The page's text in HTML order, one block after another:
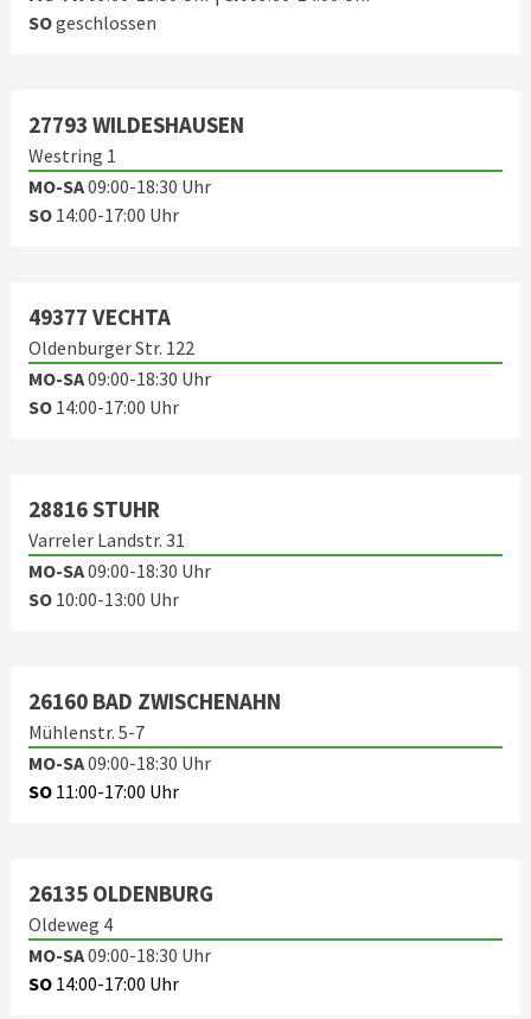
SOgeschlossen
27793 WILDESHAUSEN
Westring 1
MO-SA09:00-18:30 Uhr
SO14:00-17:00 Uhr
49377 VECHTA
Oldenburger Str. 122
MO-SA09:00-18:30 Uhr
SO 14:00-17:00 Uhr
28816 STUHR
Varreler Landstr. 31
MO-SA09:00-18:30 Uhr
SO10:00-13:00 Uhr
26160 BAD ZWISCHENAHN
Mühlenstr. 5-7
MO-SA09:00-18:30 Uhr
SO 11:00-17:00 Uhr
26135 OLDENBURG
Oldeweg 4
MO-SA09:00-18:30 Uhr
SO14:00-17:00 Uhr